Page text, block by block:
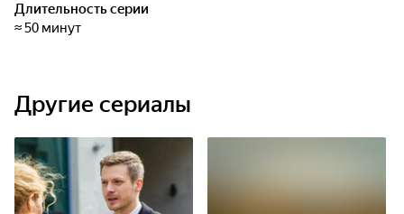
Длительность серии
≈ 50 минут
Другие сериалы